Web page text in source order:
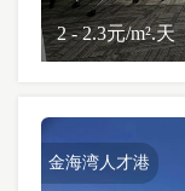
2 - 2.3元/m².天
金海湾人才港